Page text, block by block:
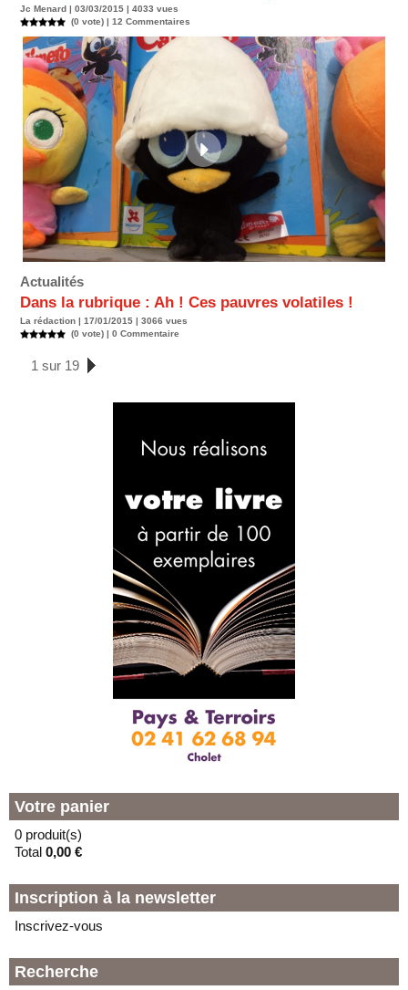
Jc Menard | 03/03/2015 | 4033 vues
(0 vote) | 12 Commentaires
Actualités
Dans la rubrique : Ah ! Ces pauvres volatiles !
La rédaction | 17/01/2015 | 3066 vues
(0 vote) | 0 Commentaire
1 sur 19
Votre panier
0 produit(s)
Total 0,00 €
Inscription à la newsletter
Inscrivez-vous
Recherche